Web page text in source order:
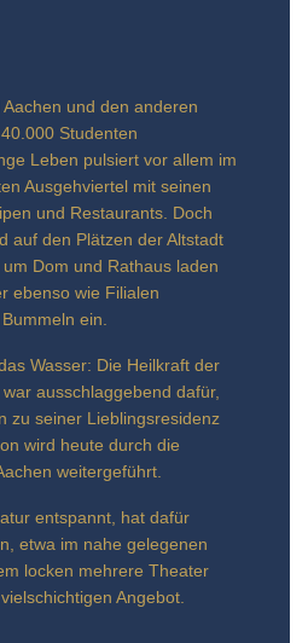
Aachen und den anderen
Studenten
Leben pulsiert vor allem im
Ausgehviertel mit seinen
und Restaurants. Doch
auf den Plätzen der Altstadt
Dom und Rathaus laden
ebenso wie Filialen
ein.
Wasser: Die Heilkraft der
ausschlaggebend dafür,
zu seiner Lieblingsresidenz
wird heute durch die
weitergeführt.
entspannt, hat dafür
etwa im nahe gelegenen
locken mehrere Theater
Angebot.